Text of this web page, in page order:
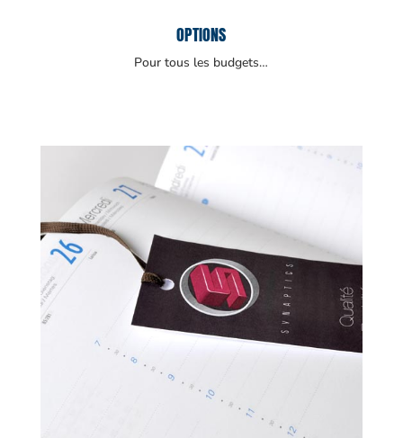
OPTIONS
Pour tous les budgets…